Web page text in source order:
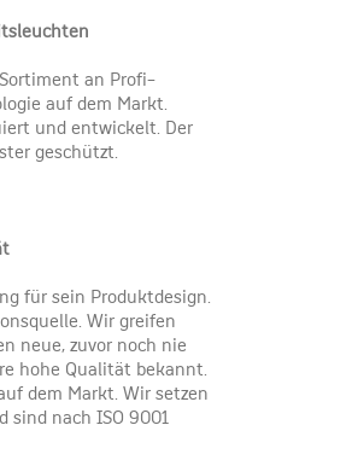
an Profi-
auf dem Markt.
und entwickelt. Der
geschützt.
für sein Produktdesign.
Wir greifen
neue, zuvor noch nie
hohe Qualität bekannt.
dem Markt. Wir setzen
nach ISO 9001